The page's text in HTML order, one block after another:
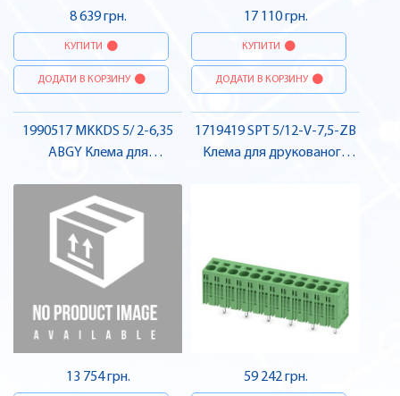
8 639 грн.
КУПИТИ
ДОДАТИ В КОРЗИНУ
17 110 грн.
КУПИТИ
ДОДАТИ В КОРЗИНУ
1990517 MKKDS 5/ 2-6,35
ABGY Клема для
Pheonix Contact
13 754 грн.
1719419 SPT 5/12-V-7,5-ZB
Клема для друкованого
59 242 грн.